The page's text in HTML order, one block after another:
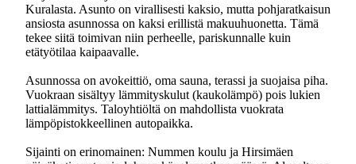
Kuralasta. Asunto on virallisesti kaksio, mutta pohjaratkaisun
ansiosta asunnossa on kaksi erillistä makuuhuonetta. Tämä
tekee siitä toimivan niin perheelle, pariskunnalle kuin
etätyötilaa kaipaavalle.
Asunnossa on avokeittiö, oma sauna, terassi ja suojaisa piha.
Vuokraan sisältyy lämmityskulut (kaukolämpö) pois lukien
lattialämmitys. Taloyhtiöltä on mahdollista vuokrata
lämpöpistokkeellinen autopaikka.
Sijainti on erinomainen: Nummen koulu ja Hirsimäen